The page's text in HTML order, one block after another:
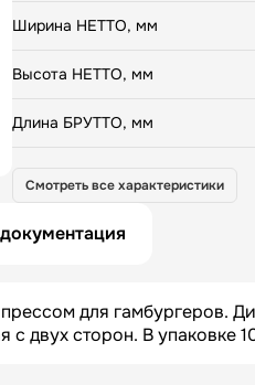
Ширина НЕТТО, мм
Высота НЕТТО, мм
Длина БРУТТО, мм
Страна
Смотреть все характеристики
для гамбургеров.
двух сторон. В упаковке